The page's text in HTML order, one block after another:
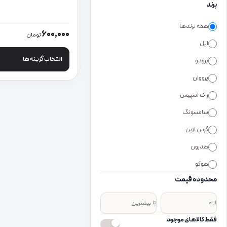
برند
همه برندها
اپل
پرودو
پرووان
راک اسپیس
سامسونگ
گرین لاین
هدرون
هوکو
محدوده قیمت
از تا
فقط کالاهای موجود
600,000تومان
انتخاب گزینه ها
این محصول دارای